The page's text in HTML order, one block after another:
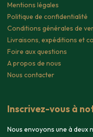
Mentions légales
Politique de confidentialité
Conditions générales de
Livraisons, expéditions et
Foire aux questions
A propos de nous
Nous contacter
Inscrivez-vous à
Nous envoyons une à deux